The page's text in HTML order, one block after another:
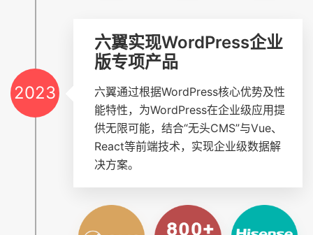
2023
六翼实现WordPress企业
版专项产品
六翼通过根据WordPress核心优势及性
能特性，为WordPress在企业级应用提
供无限可能，结合“无头CMS”与Vue、
React等前端技术，实现企业级数据解
决方案。